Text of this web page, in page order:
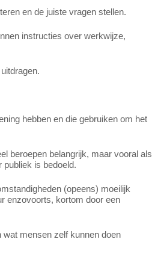
en de juiste vragen stellen.
instructies over werkwijze,
hebben en die gebruiken om het
beroepen belangrijk, maar vooral als
is bedoeld.
(opeens) moeilijk
enzovoorts, kortom door een
mensen zelf kunnen doen